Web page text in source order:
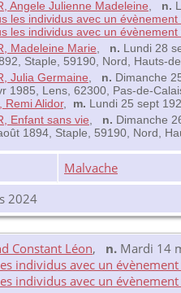
Angele Julienne Madeleine n.
Madeleine Marie n. Lundi 28
Staple, 59190, Nord, Hauts-
Julia Germaine n. Dimanche
1985, Lens, 62300, Pas-de-
Remi Alidor, m. Lundi 25 sept
Enfant sans vie n. Dimanche
1894, Staple, 59190, Nord,
Malvache
2024
Constant Léon, n. Mardi 14